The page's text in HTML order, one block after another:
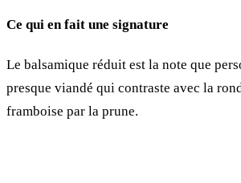
Ce qui en fait une signature
Le balsamique réduit est la note que
presque viandé qui contraste avec la
framboise par la prune.